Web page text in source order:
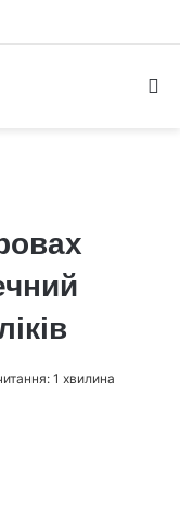
1 хвилина